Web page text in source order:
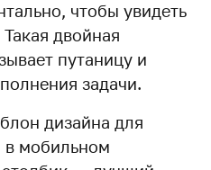
чтобы увидеть
двойная
путаницу и
задачи.
дизайна для
в мобильном